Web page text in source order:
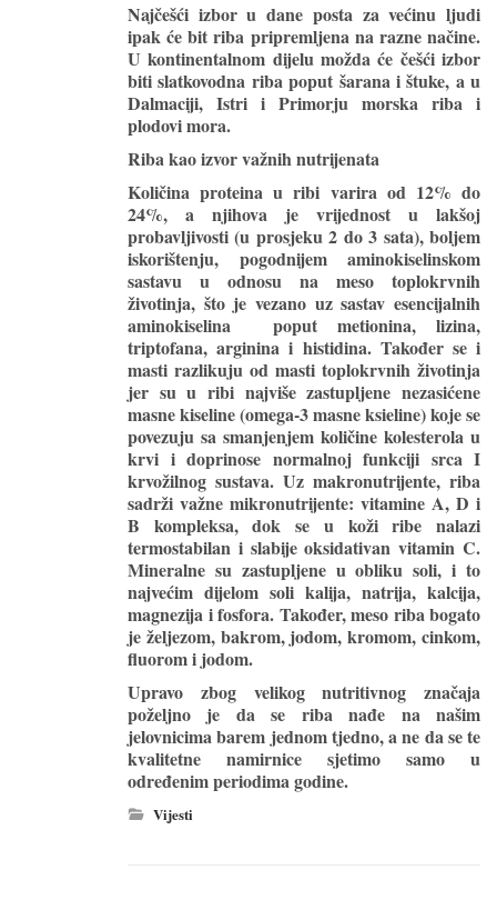
Najčešći izbor u dane posta za većinu ljudi
ipak će bit riba pripremljena na razne načine.
U kontinentalnom dijelu možda će češći izbor
biti slatkovodna riba poput šarana i štuke, a u
Dalmaciji, Istri i Primorju morska riba i
plodovi mora.
Riba kao izvor važnih nutrijenata
Količina proteina u ribi varira od 12% do
24%, a njihova je vrijednost u lakšoj
probavljivosti (u prosjeku 2 do 3 sata), boljem
iskorištenju, pogodnijem aminokiselinskom
sastavu u odnosu na meso toplokrvnih
životinja, što je vezano uz sastav esencijalnih
aminokiselina poput metionina, lizina,
triptofana, arginina i histidina. Također se i
masti razlikuju od masti toplokrvnih životinja
jer su u ribi najviše zastupljene nezasićene
masne kiseline (omega-3 masne ksieline) koje se
povezuju sa smanjenjem količine kolesterola u
krvi i doprinose normalnoj funkciji srca I
krvožilnog sustava. Uz makronutrijente, riba
sadrži važne mikronutrijente: vitamine A, D i
B kompleksa, dok se u koži ribe nalazi
termostabilan i slabije oksidativan vitamin C.
Mineralne su zastupljene u obliku soli, i to
najvećim dijelom soli kalija, natrija, kalcija,
magnezija i fosfora. Također, meso riba bogato
je željezom, bakrom, jodom, kromom, cinkom,
fluorom i jodom.
Upravo zbog velikog nutritivnog značaja
poželjno je da se riba nađe na našim
jelovnicima barem jednom tjedno, a ne da se te
kvalitetne namirnice sjetimo samo u
određenim periodima godine.
Vijesti